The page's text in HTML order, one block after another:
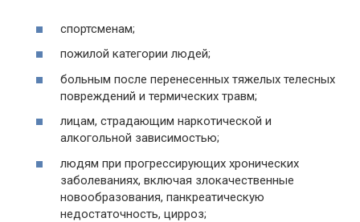
спортсменам;
пожилой категории людей;
больным после перенесенных тяжелых телесных
повреждений и термических травм;
лицам, страдающим наркотической и
алкогольной зависимостью;
людям при прогрессирующих хронических
заболеваниях, включая злокачественные
новообразования, панкреатическую
недостаточность, цирроз;